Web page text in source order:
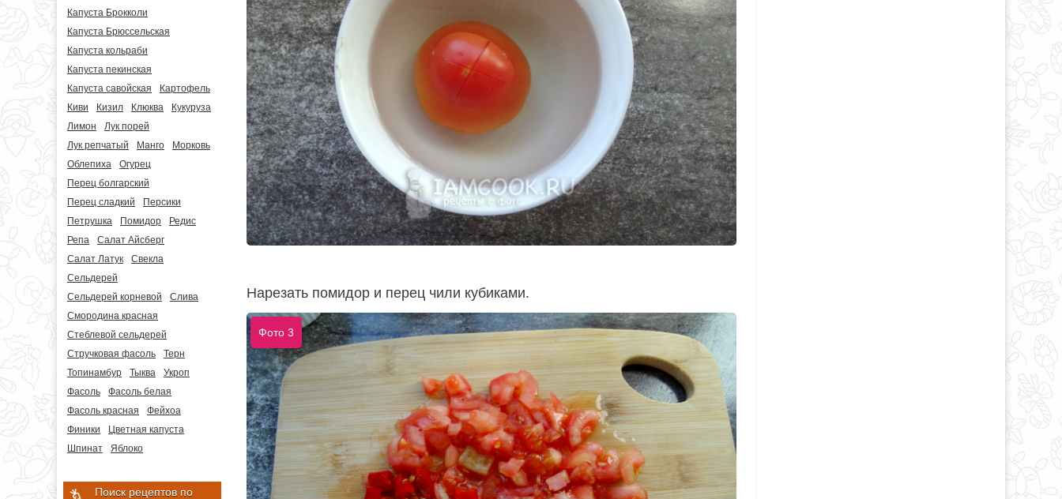
Капуста Брокколи
Капуста Брюссельская
Капуста кольраби
Капуста пекинская
Капуста савойская
Картофель
Киви
Кизил Клюква
Кукуруза
Лимон
Лук порей
Лук репчатый
Манго
Морковь
Облепиха
Огурец
Перец болгарский
Перец сладкий
Персики
Петрушка
Помидор
Редис
Репа
Салат Айсберг
Салат Латук
Свекла
Сельдерей
Сельдерей корневой
Слива
Смородина красная
Стеблевой сельдерей
Стручковая фасоль
Терн
Топинамбур
Тыква
Укроп
Фасоль
Фасоль белая
Фасоль красная
Фейхоа
Финики
Цветная капуста
Шпинат
Яблоко
Поиск рецептов по
Нарезать помидор и перец чили кубиками.
Фото 3